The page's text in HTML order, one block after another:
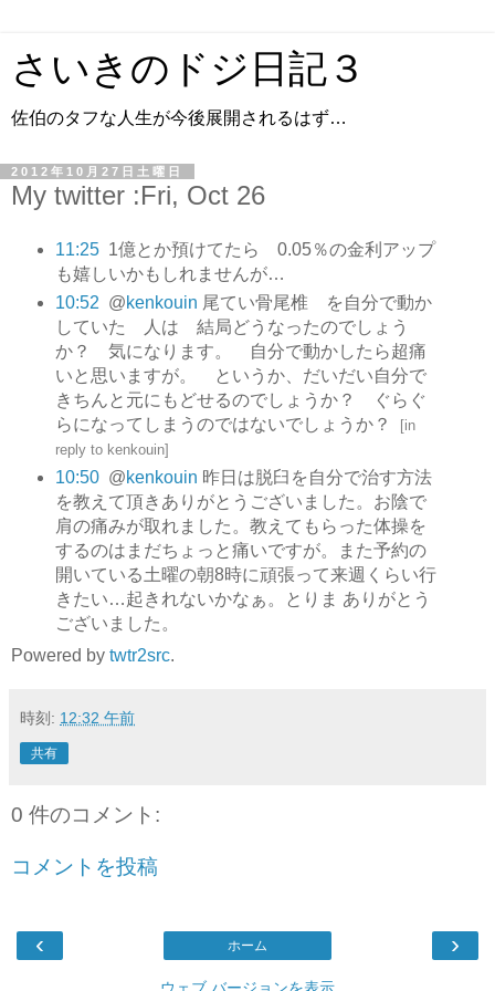
さいきのドジ日記３
佐伯のタフな人生が今後展開されるはず…
2012年10月27日土曜日
My twitter :Fri, Oct 26
11:25 1億とか預けてたら 0.05％の金利アップ
も嬉しいかもしれませんが…
10:52 @kenkouin 尾てい骨尾椎 を自分で動か
していた 人は 結局どうなったのでしょう
か？ 気になります。 自分で動かしたら超痛
いと思いますが。 というか、だいだい自分で
きちんと元にもどせるのでしょうか？ ぐらぐ
らになってしまうのではないでしょうか？
[in
reply to kenkouin]
10:50 @kenkouin 昨日は脱臼を自分で治す方法
を教えて頂きありがとうございました。お陰で
肩の痛みが取れました。教えてもらった体操を
するのはまだちょっと痛いですが。また予約の
開いている土曜の朝8時に頑張って来週くらい行
きたい…起きれないかなぁ。とりま ありがとう
ございました。
Powered by twtr2src.
時刻: 12:32 午前
共有
0 件のコメント:
コメントを投稿
‹ ›
ホーム
ウェブ バージョンを表示